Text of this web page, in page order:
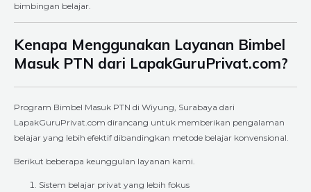
bimbingan belajar.
Kenapa Menggunakan Layanan Bimbel
Masuk PTN dari LapakGuruPrivat.com?
Program Bimbel Masuk PTN di Wiyung, Surabaya dari
LapakGuruPrivat.com dirancang untuk memberikan pengalaman
belajar yang lebih efektif dibandingkan metode belajar konvensional.
Berikut beberapa keunggulan layanan kami.
Sistem belajar privat yang lebih fokus